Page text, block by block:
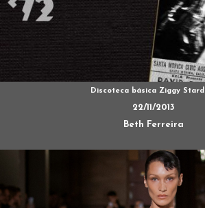
Discoteca básica Ziggy
22/11/2013
Beth Ferreira